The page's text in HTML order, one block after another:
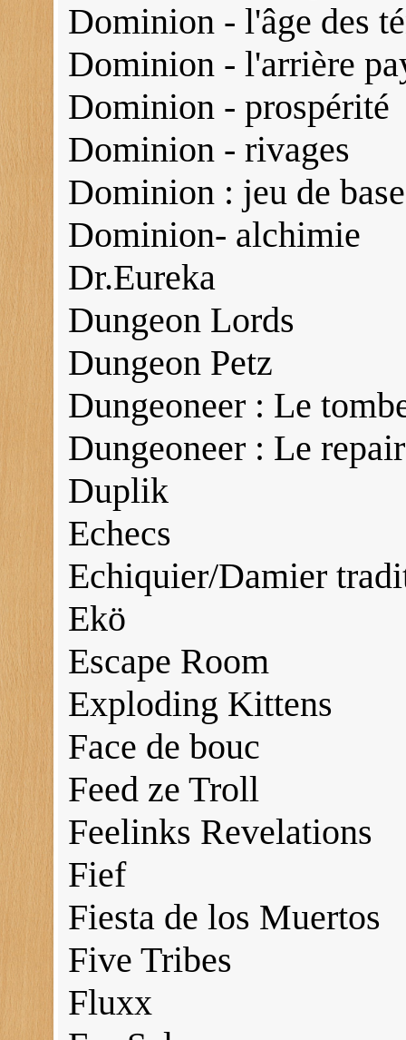
Dominion - l'âge des
Dominion - l'arrière
Dominion - prospérité
Dominion - rivages
Dominion : jeu de base
Dominion- alchimie
Dr.Eureka
Dungeon Lords
Dungeon Petz
Dungeoneer : Le
Dungeoneer : Le
Duplik
Echecs
Echiquier/Damier
Ekö
Escape Room
Exploding Kittens
Face de bouc
Feed ze Troll
Feelinks Revelations
Fief
Fiesta de los Muertos
Five Tribes
Fluxx